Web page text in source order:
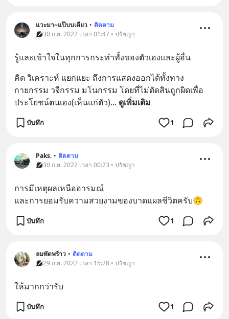
แวะมา~แป๊บบเดียว • ติดตาม
30 ก.ย. 2022 เวลา 01:47 • ปรัชญา
รู้และเข้าใจในทุกการกระทำทั้งของตัวเองและผู้อื่น
คิด วิเคราะห์ แยกแยะ ถึงการแสดงออกได้ทั้งทาง
กายกรรม วจีกรรม มโนกรรม โดยที่ไม่ตัดสินถูกผิดเพื่อ
ประโยชน์ตนเอง(เห็นแก่ตัว)... ดูเพิ่มเติม
บันทึก 1
Paks. • ติดตาม
30 ก.ย. 2022 เวลา 00:23 • ปรัชญา
การมีเหตุผลเหนืออารมณ์
และการยอมรับความสวยงามของบาดแผลชีวิตครับ🙃
บันทึก 1
ลมพัดพร้าว • ติดตาม
29 ก.ย. 2022 เวลา 15:28 • ปรัชญา
ให้มากกว่ารับ
บันทึก 1